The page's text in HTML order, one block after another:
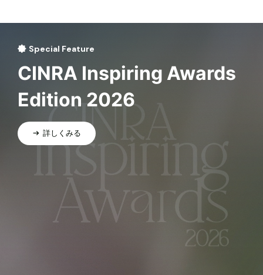
Special Feature
CINRA Inspiring Awards
Edition 2026
詳しくみる